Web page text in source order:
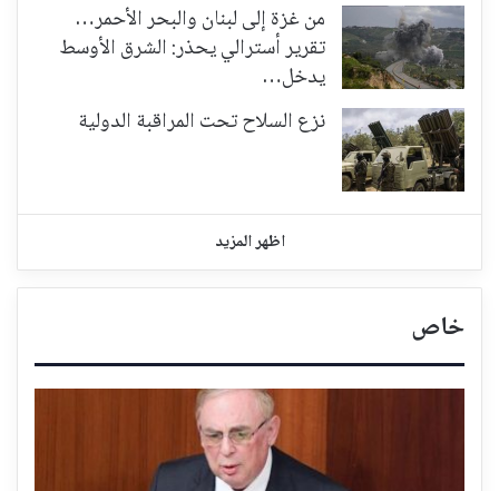
من غزة إلى لبنان والبحر الأحمر…
تقرير أسترالي يحذر: الشرق الأوسط
يدخل…
نزع السلاح تحت المراقبة الدولية
اظهر المزيد
خاص